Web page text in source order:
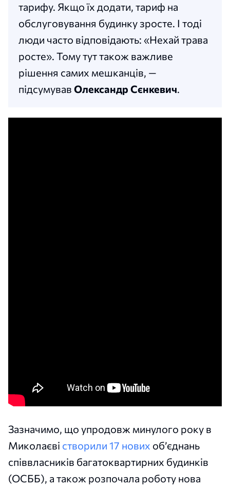
тарифу. Якщо їх додати, тариф на
обслуговування будинку зросте. І тоді
люди часто відповідають: «Нехай трава
росте». Тому тут також важливе
рішення самих мешканців, —
підсумував Олександр Сєнкевич.
Зазначимо, що упродовж минулого року в
Миколаєві створили 17 нових об’єднань
співвласників багатоквартирних будинків
(ОСББ), а також розпочала роботу нова